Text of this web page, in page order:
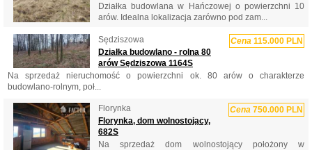
Działka budowlana w Hańczowej o powierzchni 10
arów. Idealna lokalizacja zarówno pod zam...
Sędziszowa Cena 115.000 PLN
Działka budowlano - rolna 80
arów Sędziszowa 1164S
Na sprzedaż nieruchomość o powierzchni ok. 80 arów o charakterze
budowlano-rolnym, poł...
Florynka Cena 750.000 PLN
Florynka, dom wolnostojący,
682S
Na sprzedaż dom wolnostojący położony w